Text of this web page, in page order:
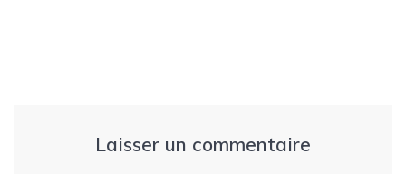
Laisser un commentaire